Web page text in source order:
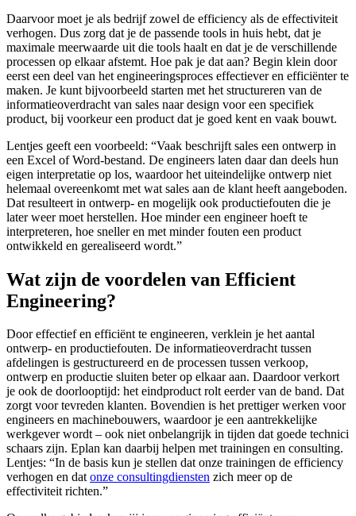
Daarvoor moet je als bedrijf zowel de efficiency als de effectiviteit
verhogen. Dus zorg dat je de passende tools in huis hebt, dat je
maximale meerwaarde uit die tools haalt en dat je de verschillende
processen op elkaar afstemt. Hoe pak je dat aan? Begin klein door
eerst een deel van het engineeringsproces effectiever en efficiënter te
maken. Je kunt bijvoorbeeld starten met het structureren van de
informatieoverdracht van sales naar design voor een specifiek
product, bij voorkeur een product dat je goed kent en vaak bouwt.
Lentjes geeft een voorbeeld: “Vaak beschrijft sales een ontwerp in
een Excel of Word-bestand. De engineers laten daar dan deels hun
eigen interpretatie op los, waardoor het uiteindelijke ontwerp niet
helemaal overeenkomt met wat sales aan de klant heeft aangeboden.
Dat resulteert in ontwerp- en mogelijk ook productiefouten die je
later weer moet herstellen. Hoe minder een engineer hoeft te
interpreteren, hoe sneller en met minder fouten een product
ontwikkeld en gerealiseerd wordt.”
Wat zijn de voordelen van Efficient
Engineering?
Door effectief en efficiënt te engineeren, verklein je het aantal
ontwerp- en productiefouten. De informatieoverdracht tussen
afdelingen is gestructureerd en de processen tussen verkoop,
ontwerp en productie sluiten beter op elkaar aan. Daardoor verkort
je ook de doorlooptijd: het eindproduct rolt eerder van de band. Dat
zorgt voor tevreden klanten. Bovendien is het prettiger werken voor
engineers en machinebouwers, waardoor je een aantrekkelijke
werkgever wordt – ook niet onbelangrijk in tijden dat goede technici
schaars zijn. Eplan kan daarbij helpen met trainingen en consulting.
Lentjes: “In de basis kun je stellen dat onze trainingen de efficiency
verhogen en datonze consultingdiensten zich meer op de
effectiviteit richten.”